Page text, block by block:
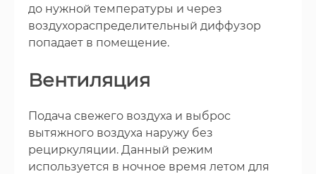
до нужной температуры и через
воздухораспределительный диффузор
попадает в помещение.
Вентиляция
Подача свежего воздуха и выброс
вытяжного воздуха наружу без
рециркуляции. Данный режим
используется в ночное время летом для